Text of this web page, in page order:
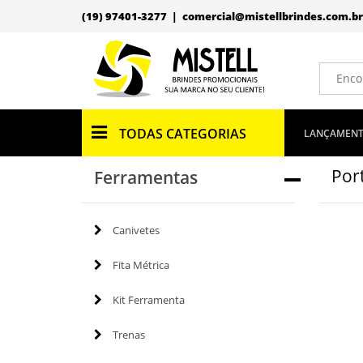
(19) 97401-3277 | comercial@mistellbrindes.com.br
TODAS CATEGORIAS
Ferramentas
Canivetes
Fita Métrica
Kit Ferramenta
Trenas